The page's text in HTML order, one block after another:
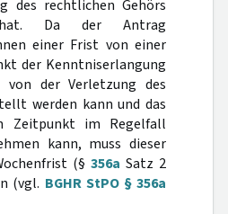
des rechtlichen Gehörs
Da der Antrag
einer Frist von einer
der Kenntniserlangung
von der Verletzung des
werden kann und das
Zeitpunkt im Regelfall
kann, muss dieser
(§ 356a Satz 2
(vgl. BGHR StPO § 356a